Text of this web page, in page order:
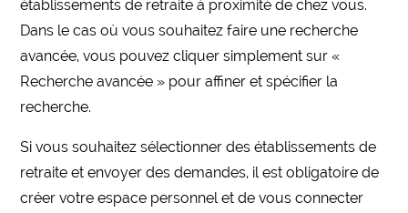
établissements de retraite à proximité de chez vous.
Dans le cas où vous souhaitez faire une recherche
avancée, vous pouvez cliquer simplement sur «
Recherche avancée » pour affiner et spécifier la
recherche.
Si vous souhaitez sélectionner des établissements de
retraite et envoyer des demandes, il est obligatoire de
créer votre espace personnel et de vous connecter